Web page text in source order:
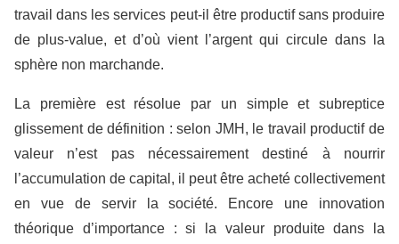
travail dans les services peut-il être productif sans produire
de plus-value, et d’où vient l’argent qui circule dans la
sphère non marchande.
La première est résolue par un simple et subreptice
glissement de définition : selon JMH, le travail productif de
valeur n’est pas nécessairement destiné à nourrir
l’accumulation de capital, il peut être acheté collectivement
en vue de servir la société. Encore une innovation
théorique d’importance : si la valeur produite dans la